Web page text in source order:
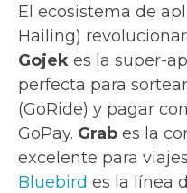
El ecosistema de
Hailing)
Gojek es la super-
perfecta para
(GoRide) y pagar
GoPay. Grab es la
excelente para
Bluebird es la línea